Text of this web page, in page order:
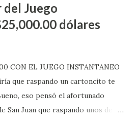
del Juego
dólares
CON EL JUEGO INSTANTANEO
que raspando un cartoncito te
eso pensó el afortunado
San Juan que raspando unos de